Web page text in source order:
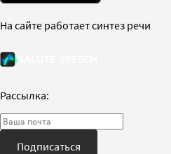
На сайте работает синтез речи
Рассылка:
Подписаться